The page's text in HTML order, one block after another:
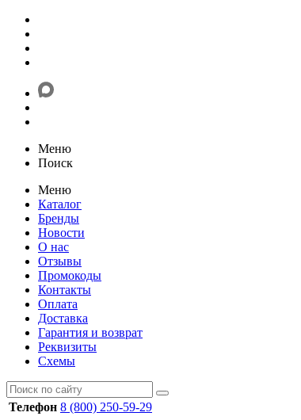
Меню
Поиск
Меню
Каталог
Бренды
Новости
О нас
Отзывы
Промокоды
Контакты
Оплата
Доставка
Гарантия и возврат
Реквизиты
Схемы
Телефон 8 (800) 250-59-29